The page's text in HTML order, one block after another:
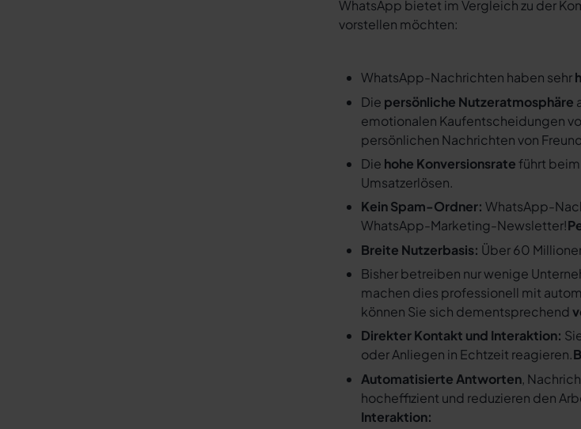
WhatsApp bietet im Vergleich zu der
vorstellen möchten:
WhatsApp-Nachrichten haben sehr
Die persönliche Nutzeratmosphäre
emotionalen Kaufentscheidungen
persönlichen Nachrichten von
Die hohe Konversionsrate führt
Umsatzerlösen.
Kein Spam-Ordner: WhatsApp-
WhatsApp-Marketing-Newsletter!
Breite Nutzerbasis: Über 60
Bisher betreiben nur wenige
machen dies professionell mit
können Sie sich dementsprechend
Direkter Kontakt und Interaktion:
oder Anliegen in Echtzeit reagieren.
Automatisierte Antworten,
hocheffizient und reduzieren den
Interaktion: